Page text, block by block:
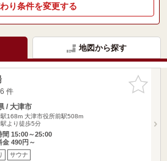
り条件を変更する
地図から探す
お気に入
りに追加
件
/ 大津市
駅168m 大津市役所前駅508m
より徒歩5分
間 15:00～25:00
金 490円～
サウナ